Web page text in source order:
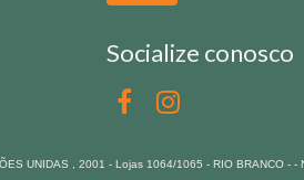
Socialize conosco
UNIDAS , 2001 - Lojas 1064/1065 - RIO BRANCO - -